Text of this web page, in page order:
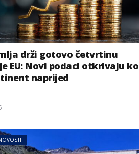
drži gotovo četvrtinu
EU: Novi podaci otkrivaju ko
naprijed